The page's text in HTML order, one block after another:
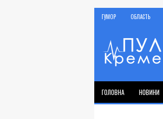
ГУМОР ОБЛАСТЬ
ГОЛОВНА НОВИНИ